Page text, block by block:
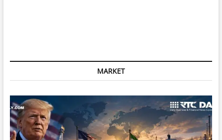
के
होने
कोई
‘जीत’
हासिल
की
?
MARKET